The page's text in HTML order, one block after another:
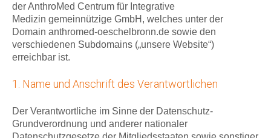
der AnthroMed Centrum für Integrative
Medizin gemeinnützige GmbH, welches unter der
Domain anthromed-oeschelbronn.de sowie den
verschiedenen Subdomains („unsere Website“)
erreichbar ist.
1. Name und Anschrift des Verantwortlichen
Der Verantwortliche im Sinne der Datenschutz-
Grundverordnung und anderer nationaler